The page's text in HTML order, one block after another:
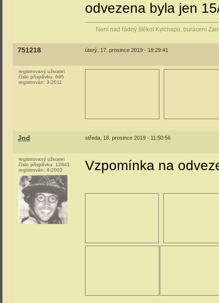
odvezena byla jen
Není nad řádný štěkot Kylchapu, burácení
751218 úterý, 17. prosince 2019 - 18:29:41
registrovaný uživatel
číslo příspěvku: 695
registrován: 3-2011
Jnd středa, 18. prosince 2019 - 11:50:56
registrovaný uživatel
číslo příspěvku: 12641
registrován: 4-2003 Vzpomínka na